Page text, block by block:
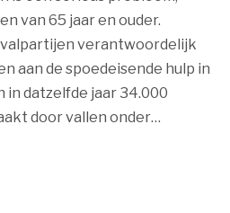
van 65 jaar en ouder.
valpartijen verantwoordelijk
aan de spoedeisende hulp in
in datzelfde jaar 34.000
door vallen onder…